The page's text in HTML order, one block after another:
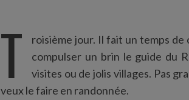
T
roisième jour. Il fait un temps
compulser un brin le guide du
visites ou de jolis villages. Pas
veux le faire en randonnée.